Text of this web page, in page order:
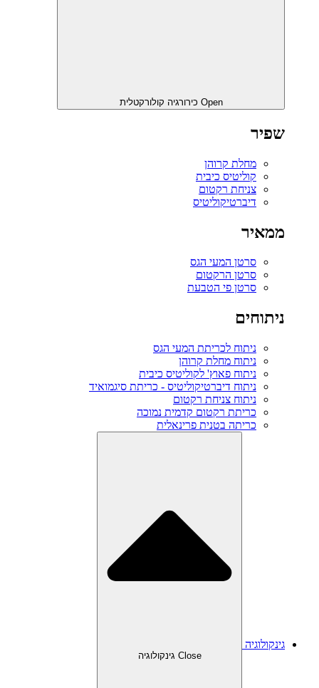
Open כירורגיה קולורקטלית
שפיר
מחלת קרוהן
קוליטיס כיבית
צניחת רקטום
דיברטיקוליטיס
ממאיר
סרטן המעי הגס
סרטן הרקטום
סרטן פי הטבעת
ניתוחים
ניתוח לכריתת המעי הגס
ניתוח מחלת קרוהן
ניתוח פאוץ' לקוליטיס כיבית
ניתוח דיברטיקוליטיס - כריתת סיגמואיד
ניתוח צניחת רקטום
כריתת רקטום קדמית נמוכה
כריתה בטנית פרינאלית
גינקולוגיה
Close גינקולוגיה